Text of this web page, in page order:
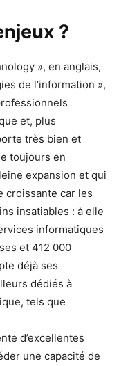
?
», en anglais,
de l’information »,
et, plus
très bien et
toujours en
expansion et qui
croissante car les
insatiables : à elle
informatiques
et 412 000
déjà ses
dédiés à
tels que
d’excellentes
une capacité de